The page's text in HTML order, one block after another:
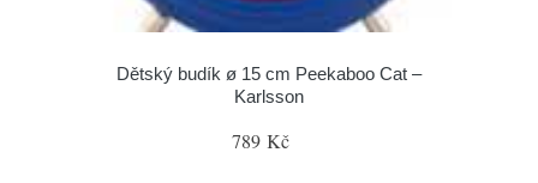
Dětský budík ø 15 cm Peekaboo Cat –
Karlsson
789 Kč